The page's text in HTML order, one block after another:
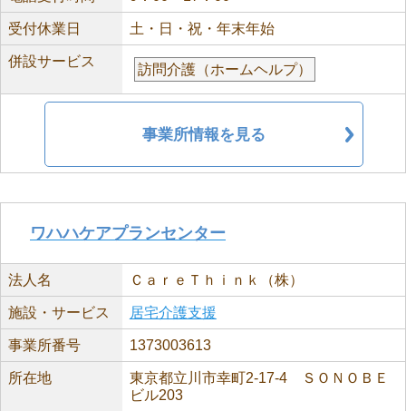
受付休業日 土・日・祝・年末年始
併設サービス
訪問介護（ホームヘルプ）
事業所情報を見る
ワハハケアプランセンター
法人名 ＣａｒｅＴｈｉｎｋ（株）
施設・サービス 居宅介護支援
事業所番号 1373003613
所在地
東京都立川市幸町2-17-4 ＳＯＮＯＢＥ
ビル203